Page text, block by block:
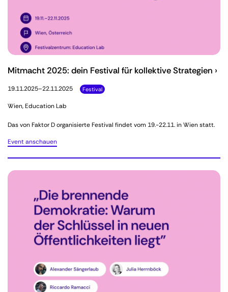
Mitmacht 2025: dein Festival für kollektive Strategien ›
19.11.2025–22.11.2025 Festival
Wien, Education Lab
Das von Faktor D organisierte Festival findet vom 19.-22.11. in Wien statt.
Event anschauen